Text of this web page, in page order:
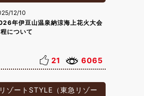
12/10
年伊豆山温泉納涼海上花火大会
程について
21 6065
リゾートSTYLE（東急リゾー